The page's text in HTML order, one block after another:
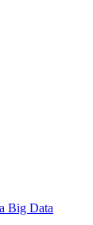
Big Data